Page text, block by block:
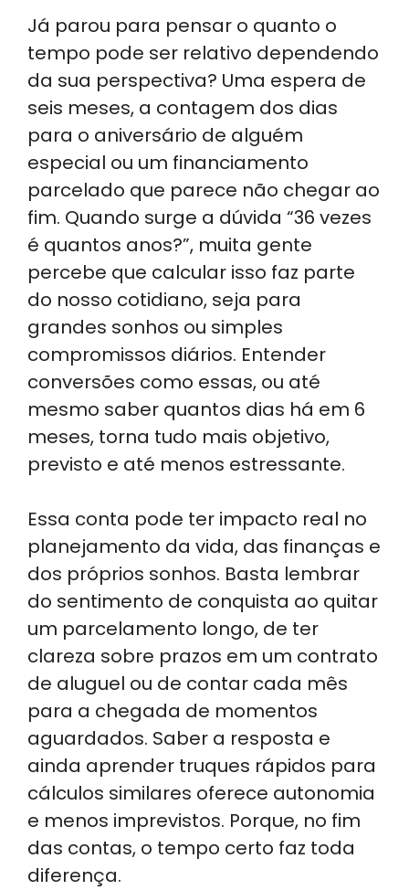
a
ts
A
p
p
k
e
dI
n
c
e
b
o
o
k
e
gr
a
m
ar
e
Já parou para pensar o quanto o
tempo pode ser relativo dependendo
da sua perspectiva? Uma espera de
seis meses, a contagem dos dias
para o aniversário de alguém
especial ou um financiamento
parcelado que parece não chegar ao
fim. Quando surge a dúvida “36 vezes
é quantos anos?”, muita gente
percebe que calcular isso faz parte
do nosso cotidiano, seja para
grandes sonhos ou simples
compromissos diários. Entender
conversões como essas, ou até
mesmo saber quantos dias há em 6
meses, torna tudo mais objetivo,
previsto e até menos estressante.
Essa conta pode ter impacto real no
planejamento da vida, das finanças e
dos próprios sonhos. Basta lembrar
do sentimento de conquista ao quitar
um parcelamento longo, de ter
clareza sobre prazos em um contrato
de aluguel ou de contar cada mês
para a chegada de momentos
aguardados. Saber a resposta e
ainda aprender truques rápidos para
cálculos similares oferece autonomia
e menos imprevistos. Porque, no fim
das contas, o tempo certo faz toda
diferença.